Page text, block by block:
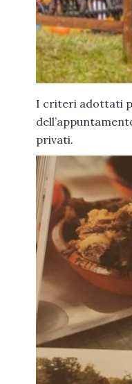
I criteri adottati
privati.